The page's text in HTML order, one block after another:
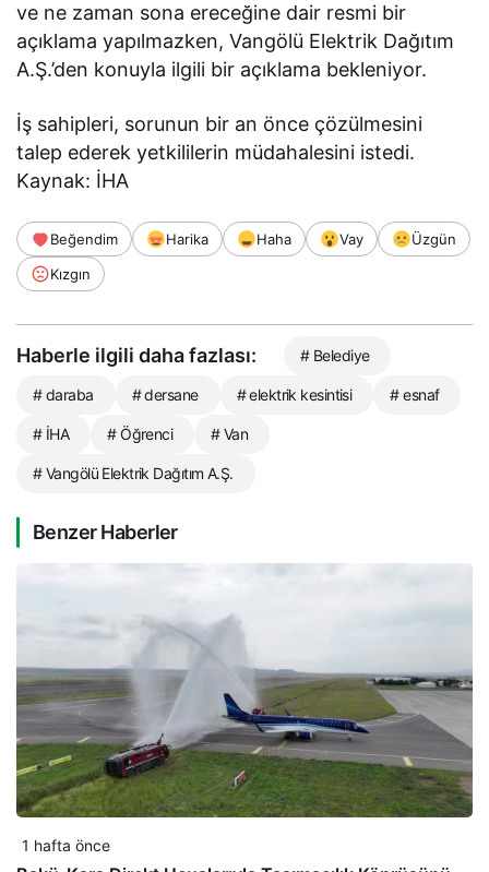
ve ne zaman sona ereceğine dair resmi bir
açıklama yapılmazken, Vangölü Elektrik Dağıtım
A.Ş.’den konuyla ilgili bir açıklama bekleniyor.
İş sahipleri, sorunun bir an önce çözülmesini
talep ederek yetkililerin müdahalesini istedi.
Kaynak: İHA
Beğendim Harika Haha Vay
Üzgün
Kızgın
Haberle ilgili daha fazlası: # Belediye
# daraba # dersane # elektrik kesintisi # esnaf
# İHA # Öğrenci # Van
# Vangölü Elektrik Dağıtım A.Ş.
Benzer Haberler
1 hafta önce